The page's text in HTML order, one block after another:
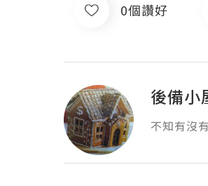
0個讚好
後備小
不知有沒